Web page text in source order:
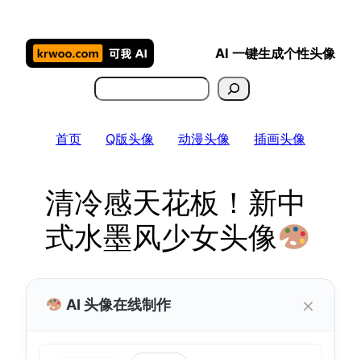
AI 一键生成个性头像
搜
索
首页 Q版头像 动漫头像 插画头像
清冷感天花板！新中
式水墨风少女头像
AI 头像在线制作 ×